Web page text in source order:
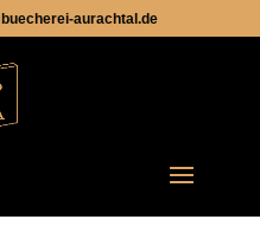
aurachtal.de